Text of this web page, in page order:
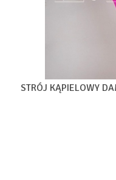
STRÓJ KĄPIELOWY